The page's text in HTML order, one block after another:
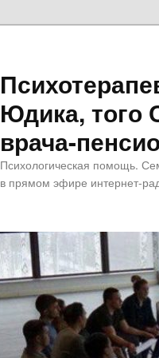
Юдика, того
врача-
Психологическая помощь.
в прямом эфире интернет-